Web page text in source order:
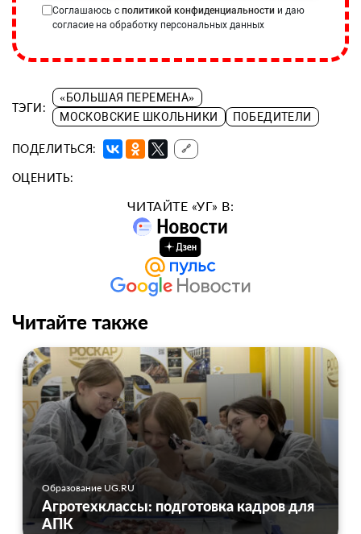
Соглашаюсь с политикой конфиденциальности и даю
согласие на обработку персональных данных
ТЭГИ:
«БОЛЬШАЯ ПЕРЕМЕНА»
МОСКОВСКИЕ ШКОЛЬНИКИ
ПОБЕДИТЕЛИ
ПОДЕЛИТЬСЯ: 🔗
ОЦЕНИТЬ:
ЧИТАЙТЕ «УГ» В:
Читайте также
Образование UG.RU
Агротехклассы: подготовка кадров для
АПК